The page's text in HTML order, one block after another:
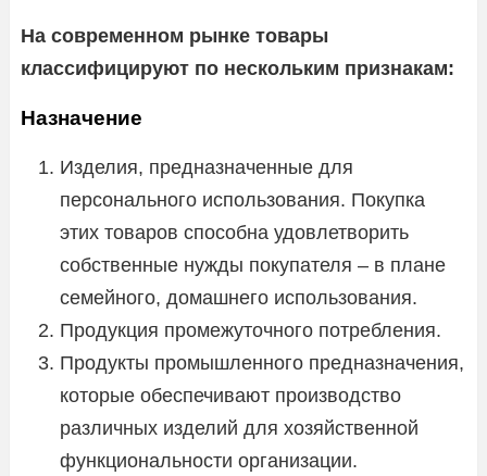
На современном рынке товары
классифицируют по нескольким признакам:
Назначение
Изделия, предназначенные для
персонального использования. Покупка
этих товаров способна удовлетворить
собственные нужды покупателя – в плане
семейного, домашнего использования.
Продукция промежуточного потребления.
Продукты промышленного предназначения,
которые обеспечивают производство
различных изделий для хозяйственной
функциональности организации.